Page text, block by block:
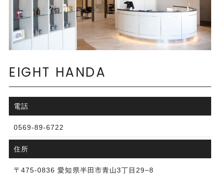
EIGHT HANDA
電話
0569-89-6722​​​​​​​
住所
〒475-0836 愛知県半田市青山3丁目29−8